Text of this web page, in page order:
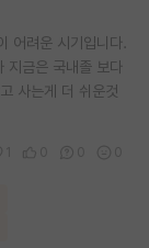
어려운 시기입니다.
금은 국내졸 보다
사는게 더 쉬운것